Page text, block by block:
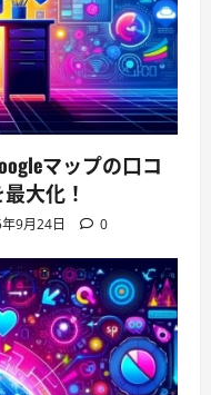
マップの口コ
大化！
9月24日 0